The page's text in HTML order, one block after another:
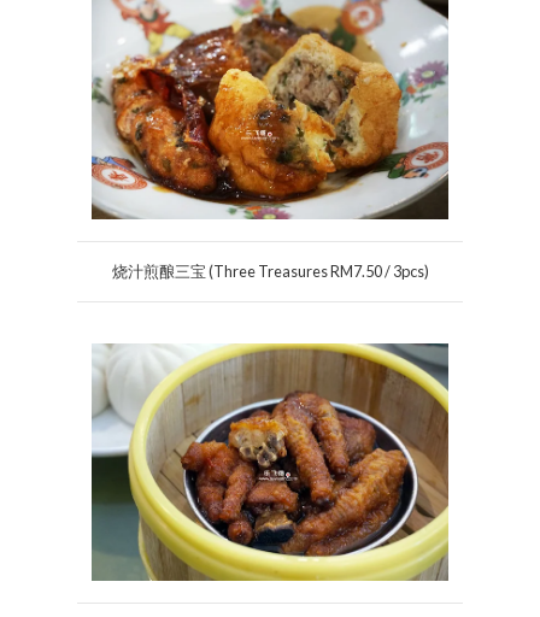
烧汁煎酿三宝 (Three Treasures RM7.50 / 3pcs)